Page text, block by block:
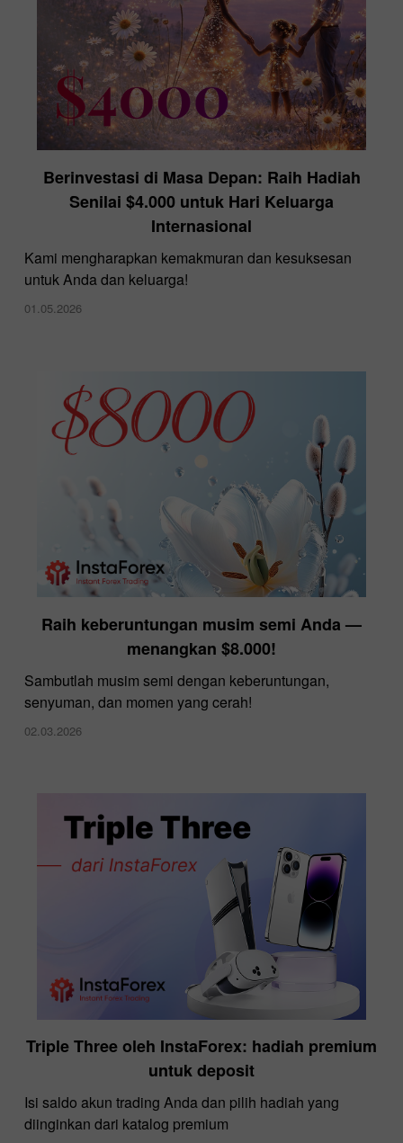
Berinvestasi di Masa Depan: Raih Hadiah
Senilai $4.000 untuk Hari Keluarga
Internasional
Kami mengharapkan kemakmuran dan kesuksesan
untuk Anda dan keluarga!
01.05.2026
Raih keberuntungan musim semi Anda —
menangkan $8.000!
Sambutlah musim semi dengan keberuntungan,
senyuman, dan momen yang cerah!
02.03.2026
Triple Three oleh InstaForex: hadiah premium
untuk deposit
Isi saldo akun trading Anda dan pilih hadiah yang
diinginkan dari katalog premium